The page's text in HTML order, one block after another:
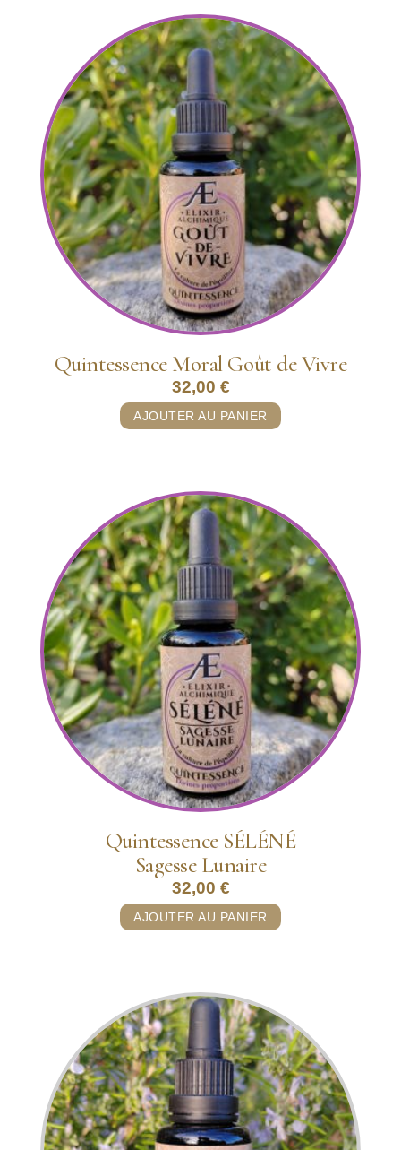
Quintessence Moral Goût de Vivre
32,00 €
AJOUTER AU PANIER
Quintessence SÉLÉNÉ
Sagesse Lunaire
32,00 €
AJOUTER AU PANIER